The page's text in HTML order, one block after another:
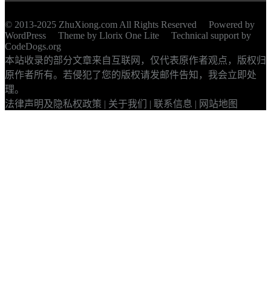
© 2013-2025 ZhuXiong.com All Rights Reserved Powered by
WordPress Theme by Llorix One Lite Technical support by
CodeDogs.org
本站收录的部分文章来自互联网，仅代表原作者观点，版权归
原作者所有。若侵犯了您的版权请发邮件告知，我会立即处
理。
法律声明及隐私权政策 | 关于我们 | 联系信息 | 网站地图